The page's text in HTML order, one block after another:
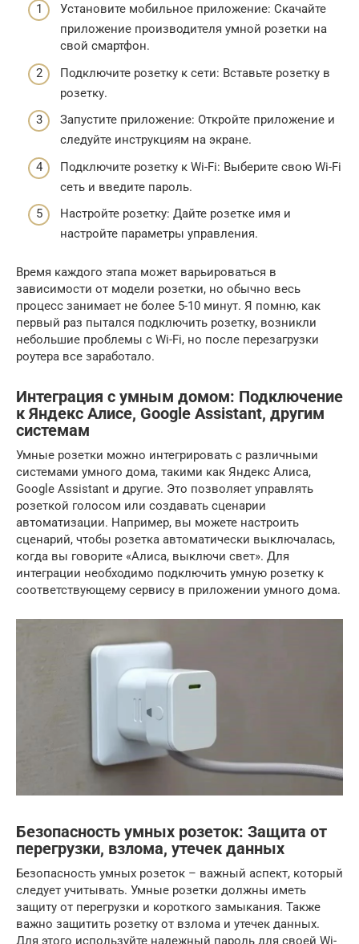
Установите мобильное приложение: Скачайте
приложение производителя умной розетки на
свой смартфон.
Подключите розетку к сети: Вставьте розетку в
розетку.
Запустите приложение: Откройте приложение и
следуйте инструкциям на экране.
Подключите розетку к Wi-Fi: Выберите свою Wi-Fi
сеть и введите пароль.
Настройте розетку: Дайте розетке имя и
настройте параметры управления.
Время каждого этапа может варьироваться в
зависимости от модели розетки, но обычно весь
процесс занимает не более 5-10 минут. Я помню, как
первый раз пытался подключить розетку, возникли
небольшие проблемы с Wi-Fi, но после перезагрузки
роутера все заработало.
Интеграция с умным домом: Подключение
к Яндекс Алисе, Google Assistant, другим
системам
Умные розетки можно интегрировать с различными
системами умного дома, такими как Яндекс Алиса,
Google Assistant и другие. Это позволяет управлять
розеткой голосом или создавать сценарии
автоматизации. Например, вы можете настроить
сценарий, чтобы розетка автоматически выключалась,
когда вы говорите «Алиса, выключи свет». Для
интеграции необходимо подключить умную розетку к
соответствующему сервису в приложении умного дома.
Безопасность умных розеток: Защита от
перегрузки, взлома, утечек данных
Безопасность умных розеток – важный аспект, который
следует учитывать. Умные розетки должны иметь
защиту от перегрузки и короткого замыкания. Также
важно защитить розетку от взлома и утечек данных.
Для этого используйте надежный пароль для своей Wi-